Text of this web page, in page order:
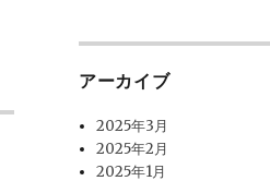
アーカイブ
2025年3月
2025年2月
2025年1月